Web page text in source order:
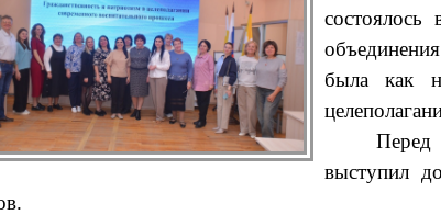
состоялось
была как
Перед
выступил